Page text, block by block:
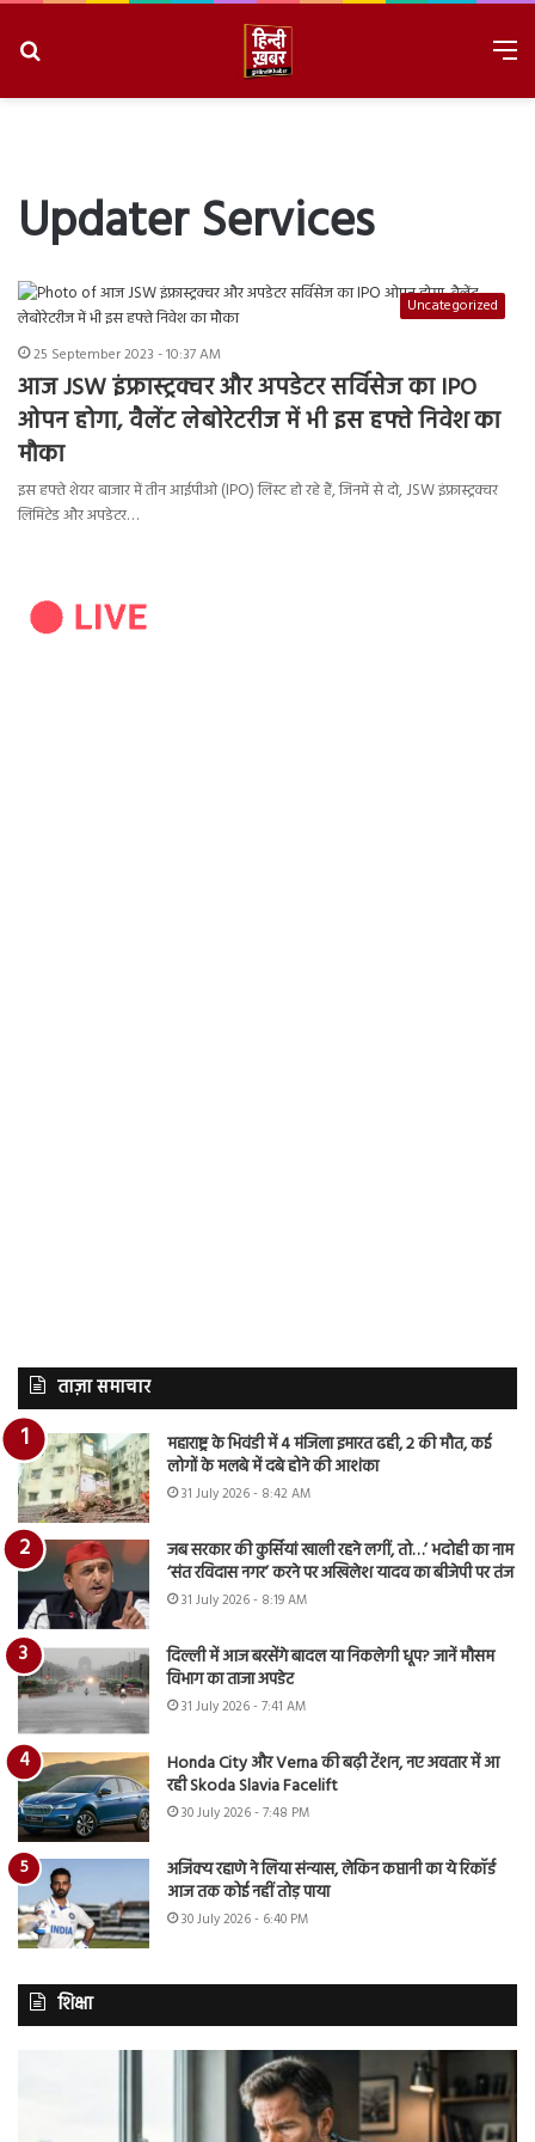
Updater Services
Uncategorized
25 September 2023 - 10:37 AM
आज JSW इंफ्रास्ट्रक्चर और अपडेटर सर्विसेज का IPO
ओपन होगा, वैलेंट लेबोरेटरीज में भी इस हफ्ते निवेश का
मौका
इस हफ्ते शेयर बाजार में तीन आईपीओ (IPO) लिस्ट हो रहे हैं, जिनमें से दो, JSW इंफ्रास्ट्रक्चर
लिमिटेड और अपडेटर…
ताज़ा समाचार
महाराष्ट्र के भिवंडी में 4 मंजिला इमारत ढही, 2 की मौत, कई
लोगों के मलबे में दबे होने की आशंका
31 July 2026 - 8:42 AM
जब सरकार की कुर्सियां खाली रहने लगीं, तो…’ भदोही का नाम
‘संत रविदास नगर’ करने पर अखिलेश यादव का बीजेपी पर तंज
31 July 2026 - 8:19 AM
दिल्ली में आज बरसेंगे बादल या निकलेगी धूप? जानें मौसम
विभाग का ताजा अपडेट
31 July 2026 - 7:41 AM
Honda City और Verna की बढ़ी टेंशन, नए अवतार में आ
रही Skoda Slavia Facelift
30 July 2026 - 7:48 PM
अजिंक्य रहाणे ने लिया संन्यास, लेकिन कप्तानी का ये रिकॉर्ड
आज तक कोई नहीं तोड़ पाया
30 July 2026 - 6:40 PM
शिक्षा